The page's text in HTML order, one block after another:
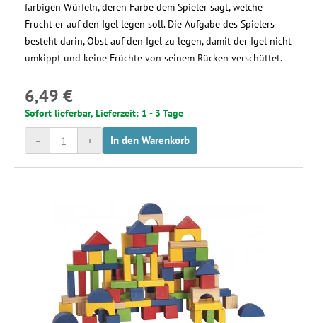
farbigen Würfeln, deren Farbe dem Spieler sagt, welche
Frucht er auf den Igel legen soll. Die Aufgabe des Spielers
besteht darin, Obst auf den Igel zu legen, damit der Igel nicht
umkippt und keine Früchte von seinem Rücken verschüttet.
6,49 €
Sofort lieferbar, Lieferzeit: 1 - 3 Tage
+
- In den Warenkorb